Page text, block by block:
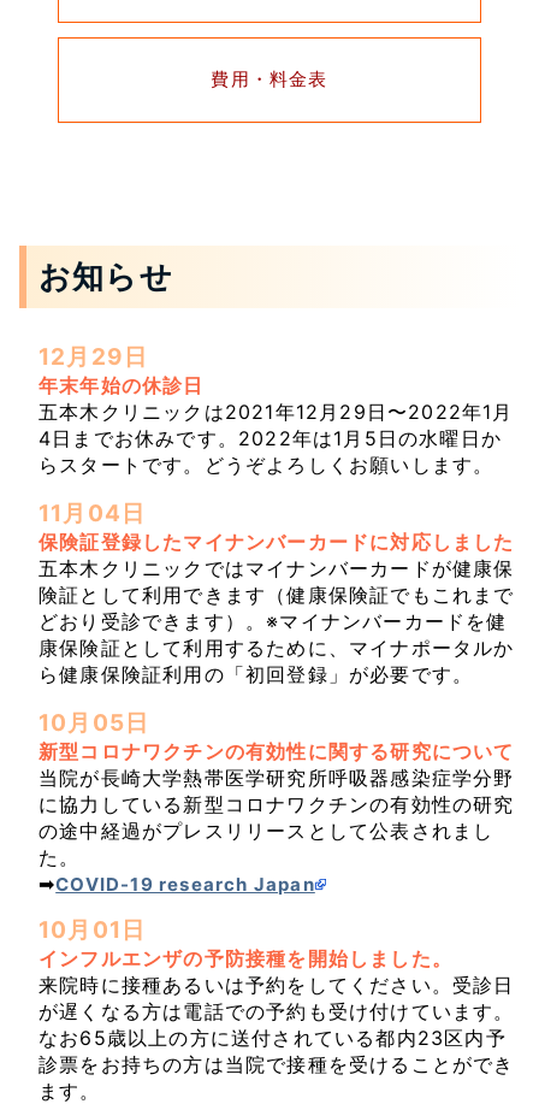
費用・料金表
お知らせ
12月29日
年末年始の休診日
五本木クリニックは2021年12月29日〜2022年1月
4日までお休みです。2022年は1月5日の水曜日か
らスタートです。どうぞよろしくお願いします。
11月04日
保険証登録したマイナンバーカードに対応しました
五本木クリニックではマイナンバーカードが健康保
険証として利用できます（健康保険証でもこれまで
どおり受診できます）。※マイナンバーカードを健
康保険証として利用するために、マイナポータルか
ら健康保険証利用の「初回登録」が必要です。
10月05日
新型コロナワクチンの有効性に関する研究について
当院が長崎大学熱帯医学研究所呼吸器感染症学分野
に協力している新型コロナワクチンの有効性の研究
の途中経過がプレスリリースとして公表されまし
た。
➡COVID-19 research Japan
10月01日
インフルエンザの予防接種を開始しました。
来院時に接種あるいは予約をしてください。受診日
が遅くなる方は電話での予約も受け付けています。
なお65歳以上の方に送付されている都内23区内予
診票をお持ちの方は当院で接種を受けることができ
ます。